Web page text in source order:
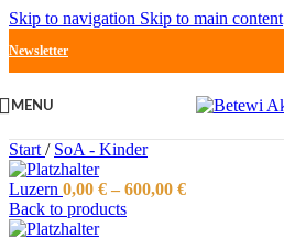
Skip to navigation Skip to main content
Newsletter
MENU
Start / SoA - Kinder
Luzern 0,00 € – 600,00 €
Back to products